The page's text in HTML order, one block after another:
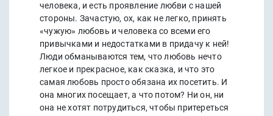
человека, и есть проявление любви с нашей
стороны. Зачастую, ох, как не легко, принять
«чужую» любовь и человека со всеми его
привычками и недостатками в придачу к ней!
Люди обманываются тем, что любовь нечто
легкое и прекрасное, как сказка, и что это
самая любовь просто обязана их посетить. И
она многих посещает, а что потом? Ни он, ни
она не хотят потрудиться, чтобы притереться